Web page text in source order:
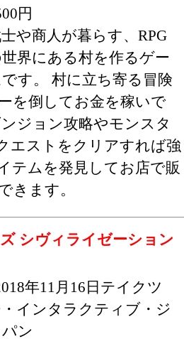
円
や商人が暮らす、RPG
界にある村を作るゲー
です。 村に立ち寄る冒険
を倒してお金を稼いで
ジョン攻略やモンスタ
エストをクリアすれば強
テムを発見してお店で販
きます。
シヴィライゼーション
年11月16日テイクツ
インタラクティブ・ジ
ン